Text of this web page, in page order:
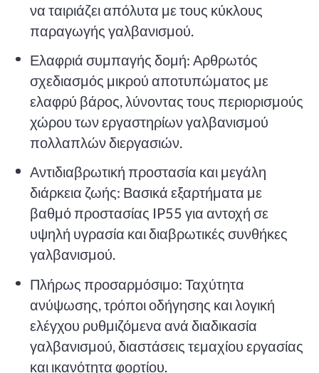
να ταιριάζει απόλυτα με τους κύκλους
παραγωγής γαλβανισμού.
Ελαφριά συμπαγής δομή: Αρθρωτός
σχεδιασμός μικρού αποτυπώματος με
ελαφρύ βάρος, λύνοντας τους περιορισμούς
χώρου των εργαστηρίων γαλβανισμού
πολλαπλών διεργασιών.
Αντιδιαβρωτική προστασία και μεγάλη
διάρκεια ζωής: Βασικά εξαρτήματα με
βαθμό προστασίας IP55 για αντοχή σε
υψηλή υγρασία και διαβρωτικές συνθήκες
γαλβανισμού.
Πλήρως προσαρμόσιμο: Ταχύτητα
ανύψωσης, τρόποι οδήγησης και λογική
ελέγχου ρυθμιζόμενα ανά διαδικασία
γαλβανισμού, διαστάσεις τεμαχίου εργασίας
και ικανότητα φορτίου.